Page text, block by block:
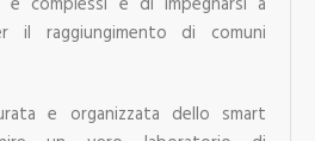
il raggiungimento di comuni
e organizzata dello smart